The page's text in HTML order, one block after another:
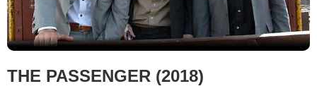
THE PASSENGER (2018)